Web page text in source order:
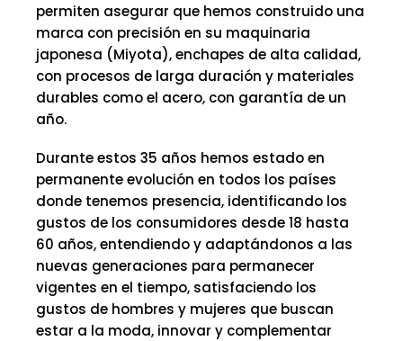
permiten asegurar que hemos construido una
marca con precisión en su maquinaria
japonesa (Miyota), enchapes de alta calidad,
con procesos de larga duración y materiales
durables como el acero, con garantía de un
año.
Durante estos 35 años hemos estado en
permanente evolución en todos los países
donde tenemos presencia, identificando los
gustos de los consumidores desde 18 hasta
60 años, entendiendo y adaptándonos a las
nuevas generaciones para permanecer
vigentes en el tiempo, satisfaciendo los
gustos de hombres y mujeres que buscan
estar a la moda, innovar y complementar